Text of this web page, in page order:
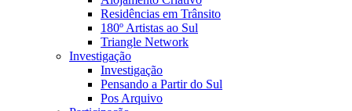
Residências em Trânsito
180º Artistas ao Sul
Triangle Network
Investigação
Investigação
Pensando a Partir do Sul
Pos Arquivo